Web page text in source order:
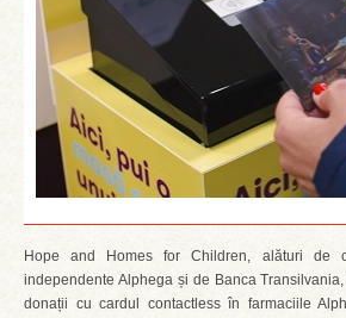
Hope and Homes for Children, alături de
independente Alphega și de Banca
donații cu cardul contactless în farmaciile